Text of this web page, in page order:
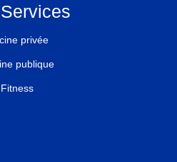
privée
publique
Fitness